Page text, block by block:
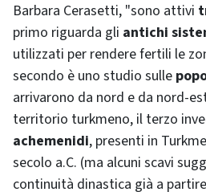
Barbara Cerasetti, "sono attivi
primo riguarda gli antichi
utilizzati per rendere fertili le
secondo è uno studio sulle
arrivarono da nord e da nord-
territorio turkmeno, il terzo
achemenidi, presenti in
secolo a.C. (ma alcuni scavi
continuità dinastica già a